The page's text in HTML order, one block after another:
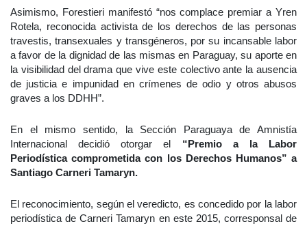
Asimismo, Forestieri manifestó “nos complace premiar a Yren
Rotela, reconocida activista de los derechos de las personas
travestis, transexuales y transgéneros, por su incansable labor
a favor de la dignidad de las mismas en Paraguay, su aporte en
la visibilidad del drama que vive este colectivo ante la ausencia
de justicia e impunidad en crímenes de odio y otros abusos
graves a los DDHH”.
En el mismo sentido, la Sección Paraguaya de Amnistía
Internacional decidió otorgar el “Premio a la Labor
Periodística comprometida con los Derechos Humanos” a
Santiago Carneri Tamaryn.
El reconocimiento, según el veredicto, es concedido por la labor
periodística de Carneri Tamaryn en este 2015, corresponsal de